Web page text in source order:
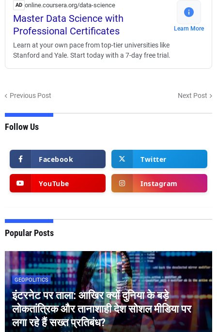
AD online.coursera.org/data-science
Master Data Science with
Professional Certificates
Learn at your own pace from top-tier universities like
Stanford and Yale. Start today with a 7-day free trial.
Learn More
Previous Post Next Post
Follow Us
Facebook Twitter
YouTube Instagram
Popular Posts
GEOPOLITICS
इंटरनेट पर ताला: आखिर क्यों दुनिया के बड़े
लोकतांत्रिक और तानाशाही देश सोशल मीडिया पर
लगा रहे हैं सख्त प्रतिबंध?